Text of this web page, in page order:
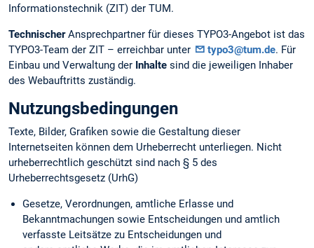
Informationstechnik (ZIT) der TUM.
TechnischerAnsprechpartner für dieses TYPO3-Angebot ist das
TYPO3-Team der ZIT – erreichbar unter
typo3@tum.de. Für
Einbau und Verwaltung der Inhalte sind die jeweiligen Inhaber
des Webauftritts zuständig.
Nutzungsbedingungen
Texte, Bilder, Grafiken sowie die Gestaltung dieser
Internetseiten können dem Urheberrecht unterliegen. Nicht
urheberrechtlich geschützt sind nach § 5 des
Urheberrechtsgesetz (UrhG)
Gesetze, Verordnungen, amtliche Erlasse und
Bekanntmachungen sowie Entscheidungen und amtlich
verfasste Leitsätze zu Entscheidungen und